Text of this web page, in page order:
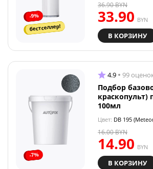
-9%
бестселлер!
33.90 BYN
36.90BYN
В КОРЗИНУ
-7%
4.9 99
Подбор
краскопульт)
100мл
Цвет: DB 195
14.90 BYN
16.00BYN
В КОРЗИНУ